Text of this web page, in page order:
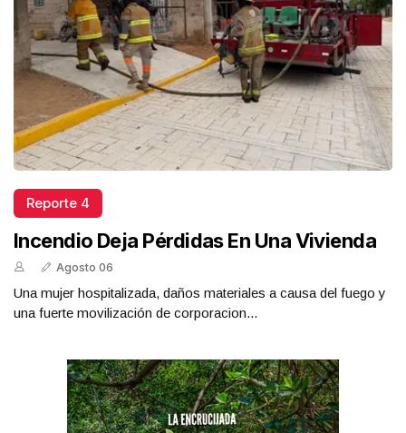
Reporte 4
Incendio Deja Pérdidas En Una Vivienda
Agosto 06
Una mujer hospitalizada, daños materiales a causa del fuego y
una fuerte movilización de corporacion...